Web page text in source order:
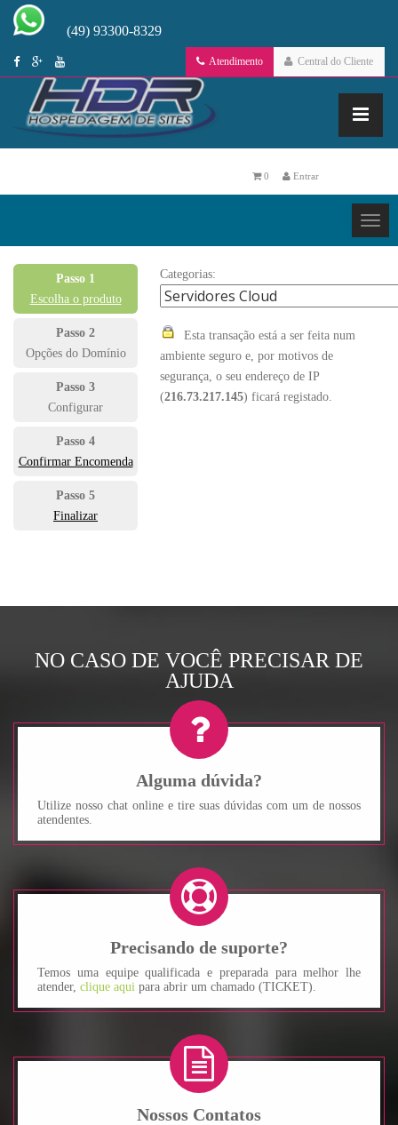
(49) 93300-8329
Central do Cliente
Atendimento
Entrar
0
Passo 1
Escolha o produto
Passo 2
Opções do Domínio
Passo 3
Configurar
Passo 4
Confirmar Encomenda
Passo 5
Finalizar
Categorias:
Esta transação está a ser feita num
ambiente seguro e, por motivos de
segurança, o seu endereço de IP
(216.73.217.145) ficará registado.
NO CASO DE VOCÊ PRECISAR DE
AJUDA
Alguma dúvida?
Utilize nosso chat online e tire suas dúvidas com um de nossos
atendentes.
Precisando de suporte?
Temos uma equipe qualificada e preparada para melhor lhe
atender, clique aqui para abrir um chamado (TICKET).
Nossos Contatos